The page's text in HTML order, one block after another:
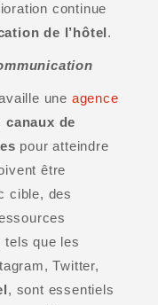
continue
de l’hôtel.
une agence
canaux de
pour atteindre
être
cible, des
tels que les
Twitter,
, sont essentiels